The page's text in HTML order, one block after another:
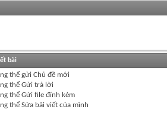
bài
thểgửi Chủ đề mới
thểGửi trả lời
thểGửi file đính kèm
thểSửa bài viết của mình